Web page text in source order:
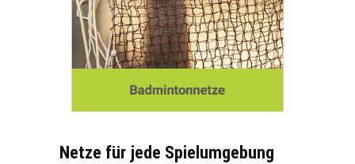
Netze für jede Spielumgebung